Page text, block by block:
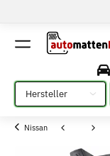
Bitte auswählen
Nissan